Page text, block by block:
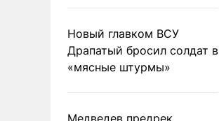
Новый главком ВСУ
Драпатый бросил солдат в
«мясные штурмы»
Медведев предрек